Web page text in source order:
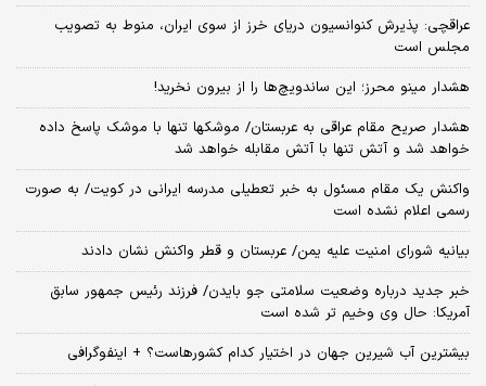
عراقچی: پذیرش کنوانسیون دریای خرز از سوی ایران، منوط به تصویب
مجلس است
هشدار مینو محرز؛ این ساندویچ‌ها را از بیرون نخرید!
هشدار صریح مقام عراقی به عربستان/ موشکها تنها با موشک پاسخ داده
خواهد شد و آتش تنها با آتش مقابله خواهد شد
واکنش یک مقام مسئول به خبر تعطیلی مدرسه ایرانی در کویت/ به صورت
رسمی اعلام نشده است
بیانیه شورای امنیت علیه یمن/ عربستان و قطر واکنش نشان دادند
خبر جدید درباره وضعیت سلامتی جو بایدن/ فرزند رئیس جمهور سابق
آمریکا: حال وی وخیم تر شده است
بیشترین آب شیرین جهان در اختیار کدام کشورهاست؟ + اینفوگرافی